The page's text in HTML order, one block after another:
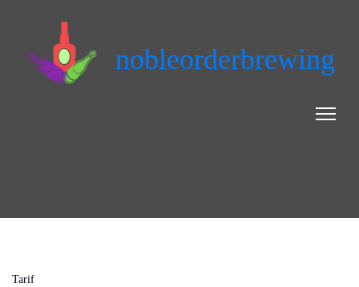
nobleorderbrewing
Tarif